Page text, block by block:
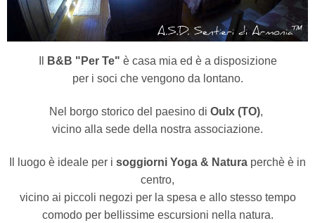
B&B "Per Te" è casa mia ed è a disposizione
per i soci che vengono da lontano.
Nel borgo storico del paesino di Oulx (TO),
vicino alla sede della nostra associazione.
Il luogo è ideale per i soggiorni Yoga & Natura perchè è in
centro,
vicino ai piccoli negozi per la spesa e allo stesso tempo
comodo per bellissime escursioni nella natura.